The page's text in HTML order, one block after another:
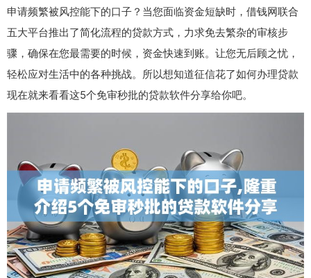
申请频繁被风控能下的口子？当您面临资金短缺时，借钱网联合
五大平台推出了简化流程的贷款方式，力求免去繁杂的审核步
骤，确保在您最需要的时候，资金快速到账。让您无后顾之忧，
轻松应对生活中的各种挑战。所以想知道征信花了如何办理贷款
现在就来看看这5个免审秒批的贷款软件分享给你吧。